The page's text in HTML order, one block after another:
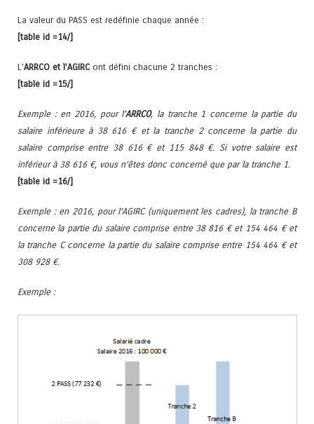
La valeur du PASS est redéfinie chaque année :
[table id =14/]
L’ARRCO et l’AGIRC ont défini chacune 2 tranches :
[table id =15/]
Exemple : en 2016, pour l’ARRCO, la tranche 1 concerne la partie du
salaire inférieure à 38 616 € et la tranche 2 concerne la partie du
salaire comprise entre 38 616 € et 115 848 €. Si votre salaire est
inférieur à 38 616 €, vous n’êtes donc concerné que par la tranche 1.
[table id =16/]
Exemple : en 2016, pour l’AGIRC (uniquement les cadres), la tranche B
concerne la partie du salaire comprise entre 38 816 € et 154 464 € et
la tranche C concerne la partie du salaire comprise entre 154 464 € et
308 928 €.
Exemple :